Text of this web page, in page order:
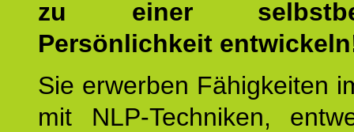
zu einer
Persönlichkeit
Sie erwerben Fähigkeiten
mit NLP-Techniken,